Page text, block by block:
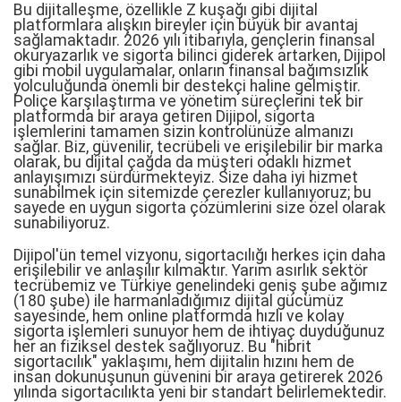
Bu dijitalleşme, özellikle Z kuşağı gibi dijital
platformlara alışkın bireyler için büyük bir avantaj
sağlamaktadır. 2026 yılı itibarıyla, gençlerin finansal
okuryazarlık ve sigorta bilinci giderek artarken, Dijipol
gibi mobil uygulamalar, onların finansal bağımsızlık
yolculuğunda önemli bir destekçi haline gelmiştir.
Poliçe karşılaştırma ve yönetim süreçlerini tek bir
platformda bir araya getiren Dijipol, sigorta
işlemlerini tamamen sizin kontrolünüze almanızı
sağlar. Biz, güvenilir, tecrübeli ve erişilebilir bir marka
olarak, bu dijital çağda da müşteri odaklı hizmet
anlayışımızı sürdürmekteyiz. Size daha iyi hizmet
sunabilmek için sitemizde çerezler kullanıyoruz; bu
sayede en uygun sigorta çözümlerini size özel olarak
sunabiliyoruz.
Dijipol'ün temel vizyonu, sigortacılığı herkes için daha
erişilebilir ve anlaşılır kılmaktır. Yarım asırlık sektör
tecrübemiz ve Türkiye genelindeki geniş şube ağımız
(180 şube) ile harmanladığımız dijital gücümüz
sayesinde, hem online platformda hızlı ve kolay
sigorta işlemleri sunuyor hem de ihtiyaç duyduğunuz
her an fiziksel destek sağlıyoruz. Bu "hibrit
sigortacılık" yaklaşımı, hem dijitalin hızını hem de
insan dokunuşunun güvenini bir araya getirerek 2026
yılında sigortacılıkta yeni bir standart belirlemektedir.